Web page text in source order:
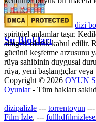
Su Blokları
dizi
spiritüel anlamlar taşır.
simgesi olarak kabul edilir.
gücünü keşfetme arzusunu
rüya sahibinin duygusal
rüya, yeni başlangıçlar veya
Copyright © 2026 OYUN
Oyunlar- Tüm hakları
dizipalizle --- torrentoyun ---
Film İzle, ---